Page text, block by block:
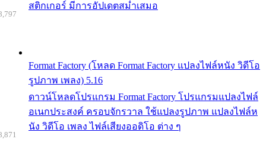
สติกเกอร์ มีการอัปเดตสม่ำเสมอ
Format Factory (โหลด Format Factory แปลงไฟล์หนัง วิดีโอ
รูปภาพ เพลง) 5.16
ดาวน์โหลดโปรแกรม Format Factory โปรแกรมแปลงไฟล์
อเนกประสงค์ ครอบจักรวาล ใช้แปลงรูปภาพ แปลงไฟล์ห
นัง วิดีโอ เพลง ไฟล์เสียงออดิโอ ต่าง ๆ